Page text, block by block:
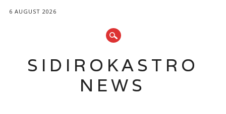
6 AUGUST 2026
SIDIROKASTRO
NEWS